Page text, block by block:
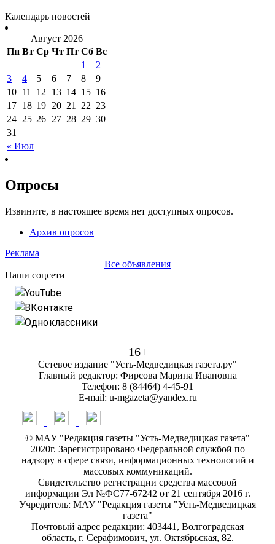
Календарь новостей
Август 2026
Пн Вт Ср Чт Пт Сб Вс
« Июл
1
2
3
4 5 6 7 8
9
10 11 12 13 14 15 16
17 18 19 20 21 22 23
24 25 26 27 28 29 30
31
Опросы
Извините, в настоящее время нет доступных опросов.
Архив опросов
Реклама
Все объявления
Наши соцсети
YouTube
ВКонтакте
Одноклассники
16+
Сетевое издание "Усть-Медведицкая газета.ру"
Главный редактор: Фирсова Марина Ивановна
Телефон: 8 (84464) 4-45-91
E-mail: u-mgazeta@yandex.ru
© МАУ "Редакция газеты "Усть-Медведицкая газета"
2020г. Зарегистрировано Федеральной службой по
надзору в сфере связи, информационных технологий и
массовых коммуникаций.
Свидетельство регистрации средства массовой
информации Эл №ФС77-67242 от 21 сентября 2016 г.
Учредитель: МАУ "Редакция газеты "Усть-Медведицкая
газета"
Почтовый адрес редакции: 403441, Волгоградская
область, г. Серафимович, ул. Октябрьская, 82.